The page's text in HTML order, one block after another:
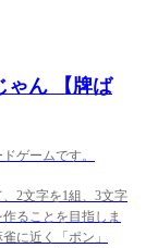
ゃん 【牌ば
ゲームです。
2文字を1組、3文字
ることを目指しま
に近く「ポン」